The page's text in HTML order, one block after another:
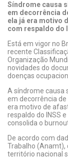
Síndrome causa
em decorrência
ela já era motivo
com respaldo do
Está em vigor no
recente
Organização
novidades do
doenças
A síndrome causa
em decorrência
era motivo de
respaldo do INSS
consolida o
De acordo com
Trabalho (Anamt),
território nacional